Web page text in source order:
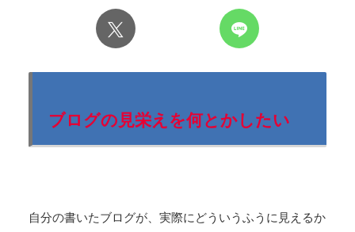
ブログの見栄えを何とかしたい
自分の書いたブログが、実際にどういうふうに見えるか